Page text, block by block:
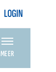
LOGIN
MEER